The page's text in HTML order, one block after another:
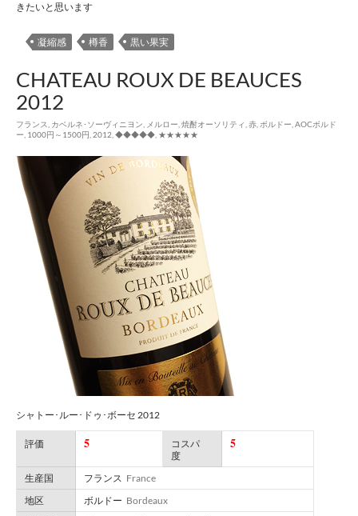
きたいと思います
凝縮感 樽香 黒い果実
CHATEAU ROUX DE BEAUCES
2012
フランス カベルネ･ソーヴィニヨン メルロー 焼酎オーソリティ 赤 ボルドー AOCボルド
ー 1000円～1500円 2012 ◆◆◆◆◆ ★★★★★
シャトー･ルー･ドゥ･ボーセ 2012
評価 5
コスパ
度
5
生産国 フランス France
地区
ボルドー Bordeaux